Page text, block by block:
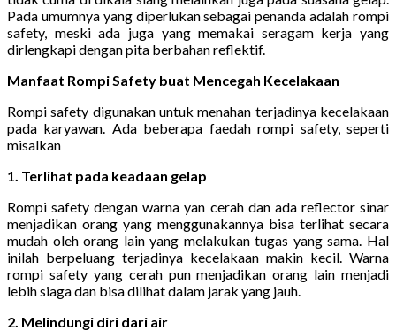
Pada umumnya yang diperlukan sebagai penanda adalah rompi
safety, meski ada juga yang memakai seragam kerja yang
dirlengkapi dengan pita berbahan reflektif.
Manfaat Rompi Safety buat Mencegah Kecelakaan
Rompi safety digunakan untuk menahan terjadinya kecelakaan
pada karyawan. Ada beberapa faedah rompi safety, seperti
misalkan
1. Terlihat pada keadaan gelap
Rompi safety dengan warna yan cerah dan ada reflector sinar
menjadikan orang yang menggunakannya bisa terlihat secara
mudah oleh orang lain yang melakukan tugas yang sama. Hal
inilah berpeluang terjadinya kecelakaan makin kecil. Warna
rompi safety yang cerah pun menjadikan orang lain menjadi
lebih siaga dan bisa dilihat dalam jarak yang jauh.
2. Melindungi diri dari air